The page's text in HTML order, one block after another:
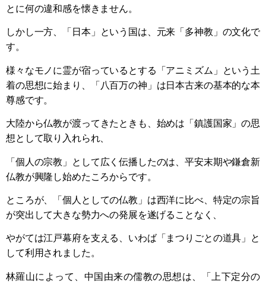
とに何の違和感を懐きません。
しかし一方、「日本」という国は、元来「多神教」の文化で
す。
様々なモノに霊が宿っているとする「アニミズム」という土
着の思想に始まり、「八百万の神」は日本古来の基本的な本
尊感です。
大陸から仏教が渡ってきたときも、始めは「鎮護国家」の思
想として取り入れられ、
「個人の宗教」として広く伝播したのは、平安末期や鎌倉新
仏教が興隆し始めたころからです。
ところが、「個人としての仏教」は西洋に比べ、特定の宗旨
が突出して大きな勢力への発展を遂げることなく、
やがては江戸幕府を支える、いわば「まつりごとの道具」と
して利用されました。
林羅山によって、中国由来の儒教の思想は、「上下定分の